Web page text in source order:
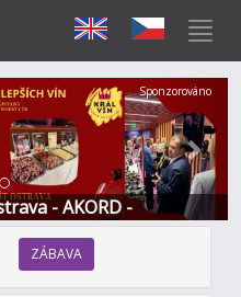
- AKORD -
Další
Sponzorováno
ZÁBAVA